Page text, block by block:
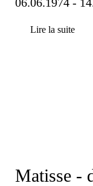
Lire la suite
Matisse -